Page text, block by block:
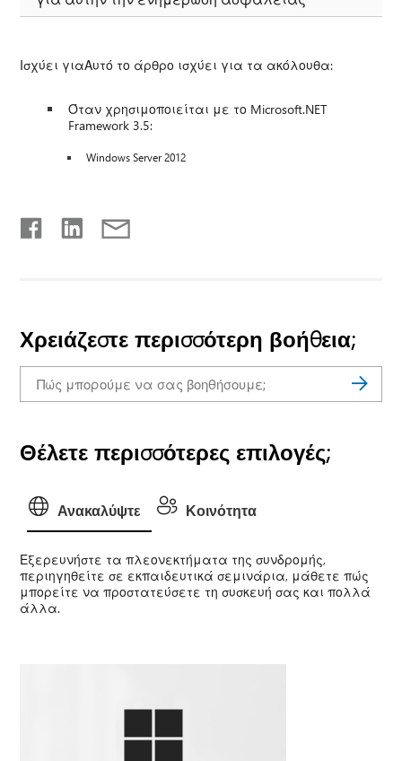
Ισχύει γιαΑυτό το άρθρο ισχύει για τα ακόλουθα:
Όταν χρησιμοποιείται με το Microsoft.NET
Framework 3.5:
Windows Server 2012
Χρειάζεστε περισσότερη βοήθεια;
Θέλετε περισσότερες επιλογές;
Ανακαλύψτε Κοινότητα
Εξερευνήστε τα πλεονεκτήματα της συνδρομής,
περιηγηθείτε σε εκπαιδευτικά σεμινάρια, μάθετε πώς
μπορείτε να προστατεύσετε τη συσκευή σας και πολλά
άλλα.